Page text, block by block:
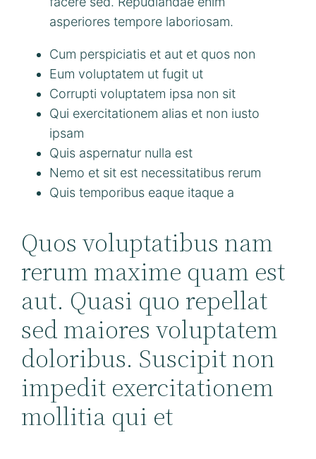
asperiores tempore laboriosam.
Cum perspiciatis et aut et quos non
Eum voluptatem ut fugit ut
Corrupti voluptatem ipsa non sit
Qui exercitationem alias et non iusto
ipsam
Quis aspernatur nulla est
Nemo et sit est necessitatibus rerum
Quis temporibus eaque itaque a
Quos voluptatibus nam
rerum maxime quam est
aut. Quasi quo repellat
sed maiores voluptatem
doloribus. Suscipit non
impedit exercitationem
mollitia qui et